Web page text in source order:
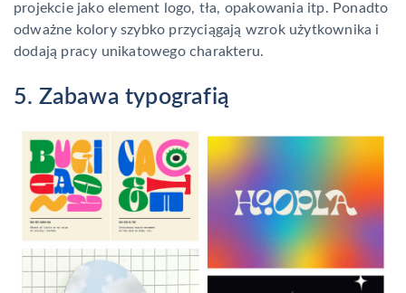
projekcie jako element logo, tła, opakowania itp. Ponadto
odważne kolory szybko przyciągają wzrok użytkownika i
dodają pracy unikatowego charakteru.
5. Zabawa typografią